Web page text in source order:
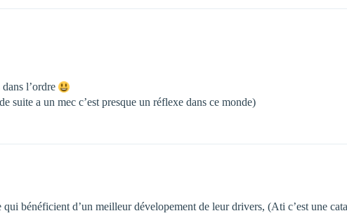
l’ordre
suite a un mec c’est presque un réflexe dans ce monde)
qui bénéficient d’un meilleur dévelopement de leur drivers, (Ati c’est une